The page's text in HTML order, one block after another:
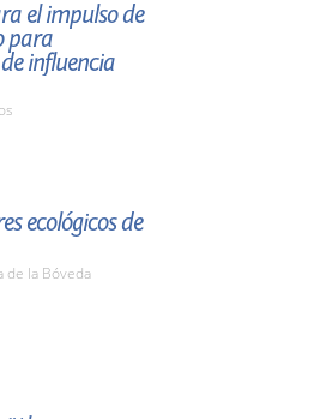
el impulso de
para
influencia
ecológicos de
de la Bóveda